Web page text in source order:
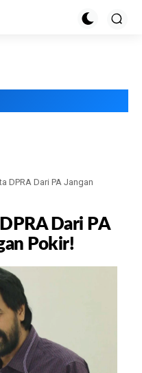
DPRA Dari PA Jangan
Dari PA
Pokir!